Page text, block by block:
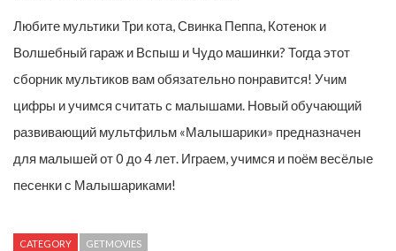
Любите мультики Три кота, Свинка Пеппа, Котенок и
Волшебный гараж и Вспыш и Чудо машинки? Тогда этот
сборник мультиков вам обязательно понравится! Учим
цифры и учимся считать с малышами. Новый обучающий
развивающий мультфильм «Малышарики» предназначен
для малышей от 0 до 4 лет. Играем, учимся и поём весёлые
песенки с Малышариками!
CATEGORY GETMOVIES